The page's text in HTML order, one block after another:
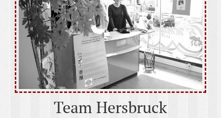
Team Hersbruck